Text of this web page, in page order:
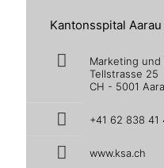
Kantonsspital Aarau
Marketing und
Tellstrasse 25
CH - 5001
+41 62 838 41
www.ksa.ch